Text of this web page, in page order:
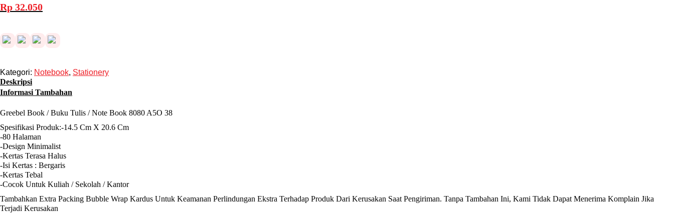
Harga
aslinya
Rp 32.050Harga
saat
Rp 32.050.
Kategori: Notebook, Stationery
Deskripsi
Informasi Tambahan
Greebel Book / Buku Tulis / Note Book 8080 A5O 38
Spesifikasi Produk:-14.5 Cm X 20.6 Cm
-80 Halaman
-Design Minimalist
-Kertas Terasa Halus
-Isi Kertas : Bergaris
-Kertas Tebal
-Cocok Untuk Kuliah / Sekolah / Kantor
Tambahkan Extra Packing Bubble Wrap Kardus Untuk Keamanan Perlindungan Ekstra Terhadap Produk Dari Kerusakan Saat Pengiriman. Tanpa Tambahan Ini, Kami Tidak Dapat Menerima Komplain Jika
Terjadi Kerusakan